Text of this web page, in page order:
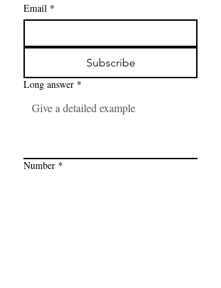
Email *
Subscribe
Long answer *
Number *